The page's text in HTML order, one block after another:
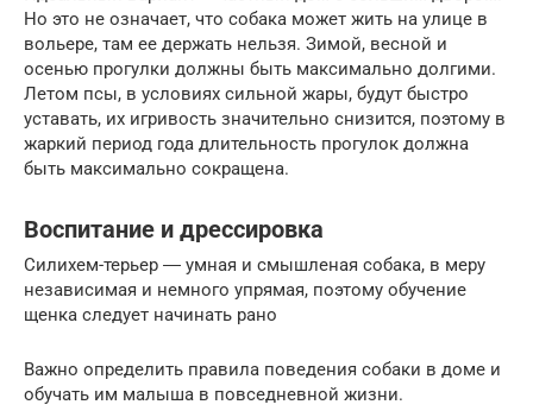
Но это не означает, что собака может жить на улице в
вольере, там ее держать нельзя. Зимой, весной и
осенью прогулки должны быть максимально долгими.
Летом псы, в условиях сильной жары, будут быстро
уставать, их игривость значительно снизится, поэтому в
жаркий период года длительность прогулок должна
быть максимально сокращена.
Воспитание и дрессировка
Силихем-терьер ― умная и смышленая собака, в меру
независимая и немного упрямая, поэтому обучение
щенка следует начинать рано
Важно определить правила поведения собаки в доме и
обучать им малыша в повседневной жизни.